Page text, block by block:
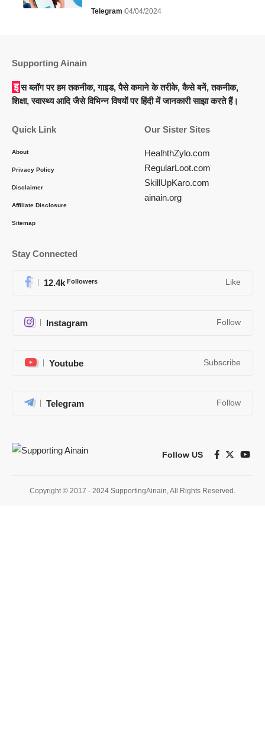
Telegram 04/04/2024
Supporting Ainain
इस ब्लॉग पर हम तकनीक, गाइड, पैसे कमाने के तरीके, कैसे बनें, तकनीक,
शिक्षा, स्वास्थ्य आदि जैसे विभिन्न विषयों पर हिंदी में जानकारी साझा करते हैं।
Quick Link
About
Privacy Policy
Disclaimer
Affiliate Disclosure
Sitemap
Our Sister Sites
HealhthZylo.com
RegularLoot.com
SkillUpKaro.com
ainain.org
Stay Connected
12.4k Followers Like
Instagram Follow
Youtube Subscribe
Telegram Follow
Follow US
Copyright © 2017 - 2024 SupportingAinain, All Rights Reserved.